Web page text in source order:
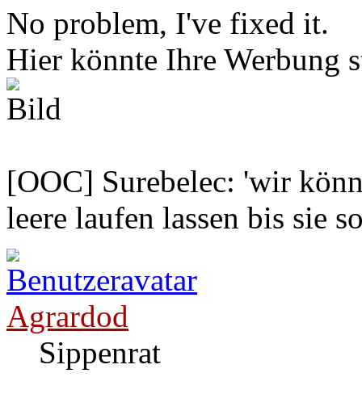
No problem, I've fixed it.
Hier könnte Ihre Werbung
[OOC] Surebelec: 'wir
leere laufen lassen bis sie
Agrardod
Sippenrat